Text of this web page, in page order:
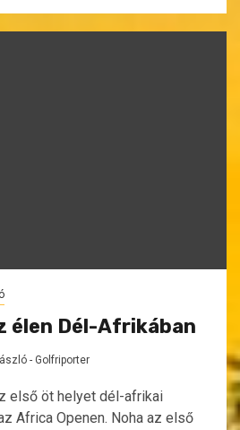
élen Dél-Afrikában
- Golfriporter
első öt helyet dél-afrikai
Africa Openen. Noha az első